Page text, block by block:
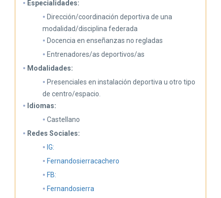
Especialidades:
Dirección/coordinación deportiva de una
modalidad/disciplina federada
Docencia en enseñanzas no regladas
Entrenadores/as deportivos/as
Modalidades:
Presenciales en instalación deportiva u otro tipo
de centro/espacio.
Idiomas:
Castellano
Redes Sociales:
IG:
Fernandosierracachero
FB:
Fernandosierra